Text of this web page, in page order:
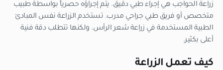
زراعة الحواجب هي إجراء طبي دقيق. يتم إجراؤه حصرياً بواسطة طبيب
متخصص أو فريق طبي جراحي مدرب. تستخدم الزراعة نفس المبادئ
الطبية المستخدمة في زراعة شعر الرأس. ولكنها تتطلب دقة فنية
أعلى بكثير.
كيف تعمل الزراعة